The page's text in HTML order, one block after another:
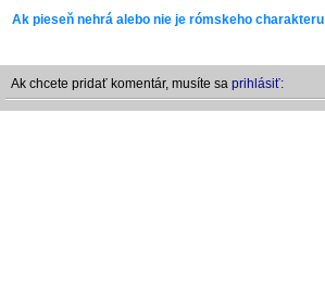
Ak pieseň nehrá alebo nie je rómskeho charakteru
Ak chcete pridať komentár, musíte sa prihlásiť: